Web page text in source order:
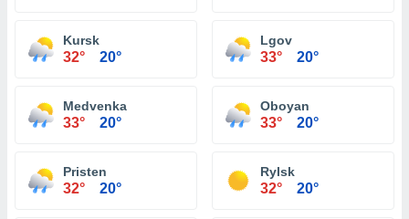
Kursk
32° 20°
Lgov
33° 20°
Medvenka
33° 20°
Oboyan
33° 20°
Pristen
32° 20°
Rylsk
32° 20°